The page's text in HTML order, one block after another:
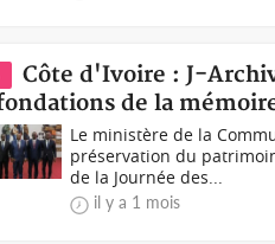
Côte d'Ivoire : J-
de la
Le ministère de la
préservation du
de la Journée des...
il y a 1 mois